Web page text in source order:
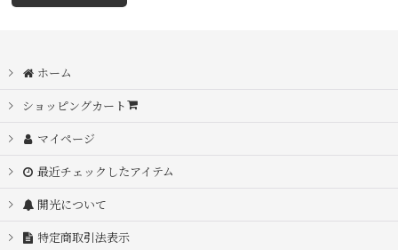
ホーム
ショッピングカート
マイページ
最近チェックしたアイテム
開光について
特定商取引法表示